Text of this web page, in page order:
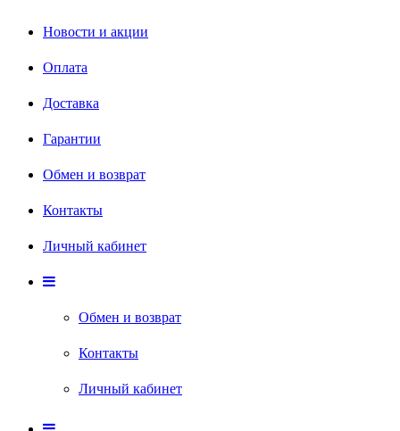
Новости и акции
Оплата
Доставка
Гарантии
Обмен и возврат
Контакты
Личный кабинет
Обмен и возврат
Контакты
Личный кабинет